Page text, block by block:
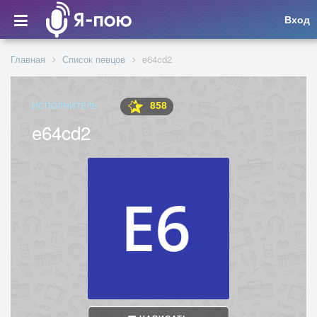
Вход
Главная Список певцов e64cd2
ИСПОЛНИТЕЛЬ 858
e64cd2